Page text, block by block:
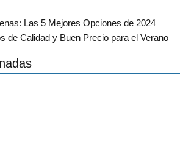
Las 5 Mejores Opciones de 2024
de Calidad y Buen Precio para el Verano